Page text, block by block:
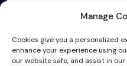
wates Huiyang, No.28
Huizhou, Guangdong,
Manage
Cookies give you a personalized
enhance your experience using
our website safe, and assist in